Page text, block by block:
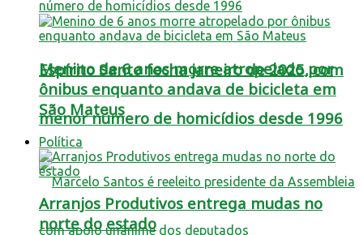
Espírito Santo fecha janeiro de 2025, com
menor número de homicídios desde 1996
Menino de 6 anos morre atropelado por
ônibus enquanto andava de bicicleta em
São Mateus
Política
Arranjos Produtivos entrega mudas no
norte do estado